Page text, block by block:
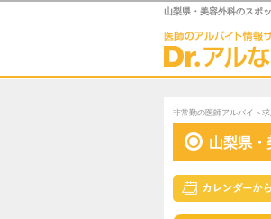
山梨県・美容外科のスポ
非常勤の医師アルバイト
山梨県